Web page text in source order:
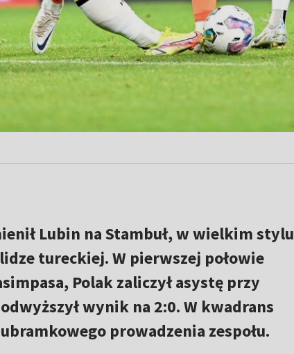
Lubin na Stambuł, w wielkim stylu
tureckiej. W pierwszej połowie
Polak zaliczył asystę przy
wynik na 2:0. W kwadrans
prowadzenia zespołu.